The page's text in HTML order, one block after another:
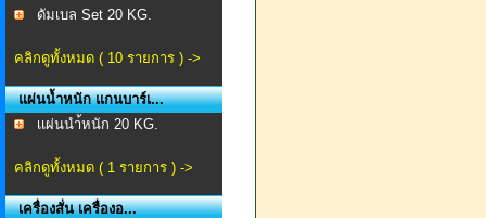
ดัมเบล Set 20 KG.
คลิกดูทั้งหมด ( 10 รายการ ) ->
แผ่นน้ำหนัก แกนบาร์เ...
เเผ่นนำ้หนัก 20 KG.
คลิกดูทั้งหมด ( 1 รายการ ) ->
เครื่องสั่น เครื่องอ...